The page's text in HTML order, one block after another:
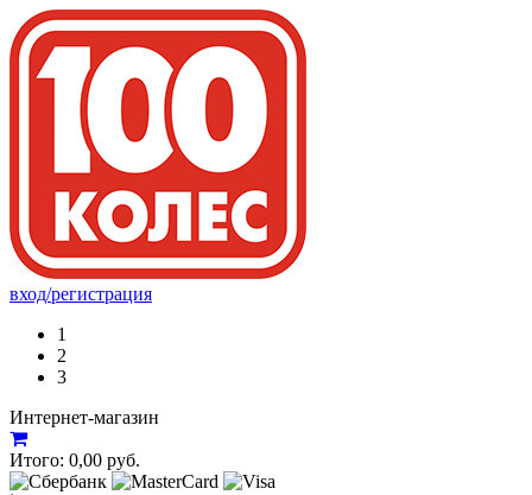
вход/регистрация
1
2
3
Интернет-магазин
Итого: 0,00 руб.